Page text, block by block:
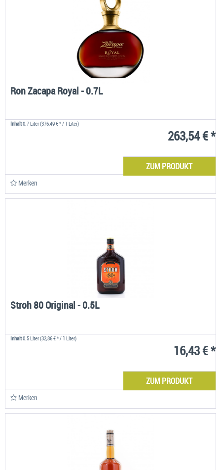
Ron Zacapa Royal - 0.7L
Inhalt0.7 Liter(376,49 € * / 1 Liter)
263,54 € *
ZUM PRODUKT
Merken
Stroh 80 Original - 0.5L
Inhalt0.5 Liter(32,86 € * / 1 Liter)
16,43 € *
ZUM PRODUKT
Merken